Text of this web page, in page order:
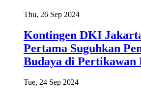
Thu, 26 Sep 2024
Kontingen DKI
Pertama Suguhkan
Budaya di Pertikawan
Tue, 24 Sep 2024